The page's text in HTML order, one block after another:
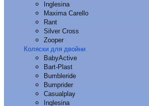
Inglesina
Maxima Carello
Rant
Silver Cross
Zooper
Коляски для двойни
BabyActive
Bart-Plast
Bumbleride
Bumprider
Casualplay
Inglesina